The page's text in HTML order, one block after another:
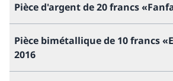
Pièce d'argent de 20 francs
Pièce bimétallique de 10 francs
2016